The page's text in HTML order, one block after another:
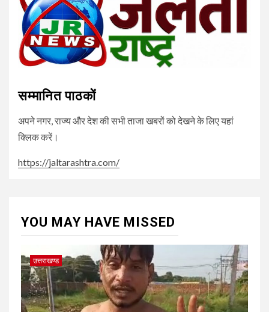
सम्मानित पाठकों
अपने नगर, राज्य और देश की सभी ताजा खबरों को देखने के लिए यहां
क्लिक करें।
https://jaltarashtra.com/
YOU MAY HAVE MISSED
उत्तराखण्ड